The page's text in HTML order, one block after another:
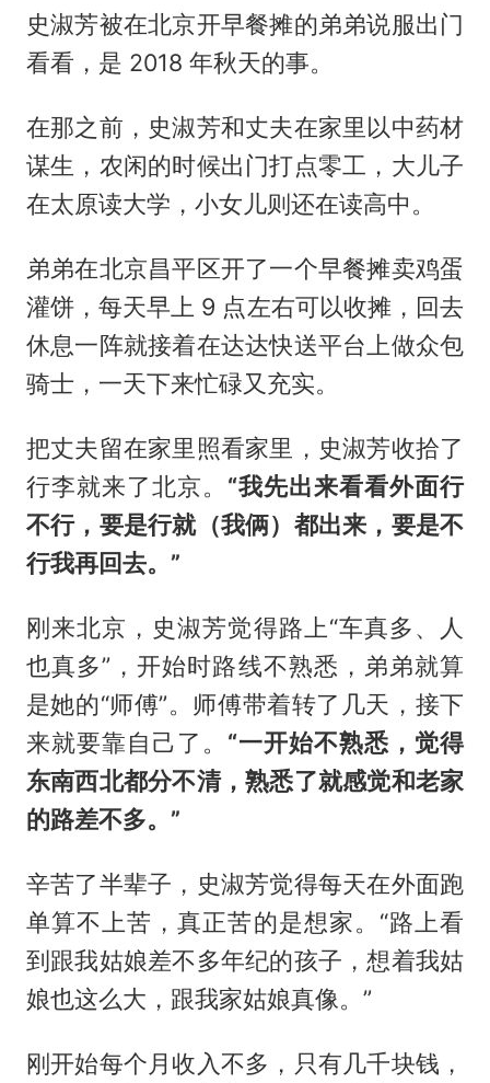
史淑芳被在北京开早餐摊的弟弟说服出门
看看，是 2018 年秋天的事。
在那之前，史淑芳和丈夫在家里以中药材
谋生，农闲的时候出门打点零工，大儿子
在太原读大学，小女儿则还在读高中。
弟弟在北京昌平区开了一个早餐摊卖鸡蛋
灌饼，每天早上 9 点左右可以收摊，回去
休息一阵就接着在达达快送平台上做众包
骑士，一天下来忙碌又充实。
把丈夫留在家里照看家里，史淑芳收拾了
行李就来了北京。 “我先出来看看外面行
不行，要是行就（我俩）都出来，要是不
行我再回去。”
刚来北京，史淑芳觉得路上“车真多、人
也真多”，开始时路线不熟悉，弟弟就算
是她的“师傅”。师傅带着转了几天，接下
来就要靠自己了。 “一开始不熟悉，觉得
东南西北都分不清，熟悉了就感觉和老家
的路差不多。”
辛苦了半辈子，史淑芳觉得每天在外面跑
单算不上苦，真正苦的是想家。“路上看
到跟我姑娘差不多年纪的孩子，想着我姑
娘也这么大，跟我家姑娘真像。”
刚开始每个月收入不多，只有几千块钱，